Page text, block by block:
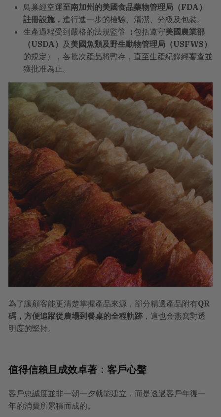
鳥巢經空運至南加州的美國食品藥物管理局（FDA）
註冊設施， 進行進一步的檢驗、清潔、分級及包裝。
生產過程受到嚴格的法規監管（包括遵守美國農業部
（USDA） 及 美國魚類及野生動物管理局（USFWS）
的規定），各批次產品將暫存，直至生產紀錄經審查並
獲批准為止。
為了讓顧客能更清楚掌握產品來源，部分精選產品附有QR
碼，方便追蹤從農場到餐桌的全程軌跡 ，這也金燕窩對透
明度的堅持。
值得信賴且成效卓著：客戶心聲
客戶忠誠度並非一朝一夕就能建立，而是透過客戶年復一
年的消費所累積而成的。